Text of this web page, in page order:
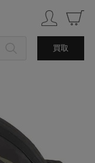
買取